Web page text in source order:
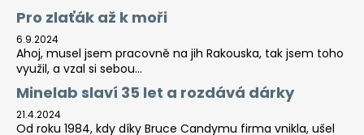
D
o
p
o
r
u
Pro zlaťák až k moři
6.9.2024
Ahoj, musel jsem pracovně na jih Rakouska, tak jsem toho
využil, a vzal si sebou...
Minelab slaví 35 let a rozdává dárky
21.4.2024
Od roku 1984, kdy díky Bruce Candymu firma vnikla, ušel